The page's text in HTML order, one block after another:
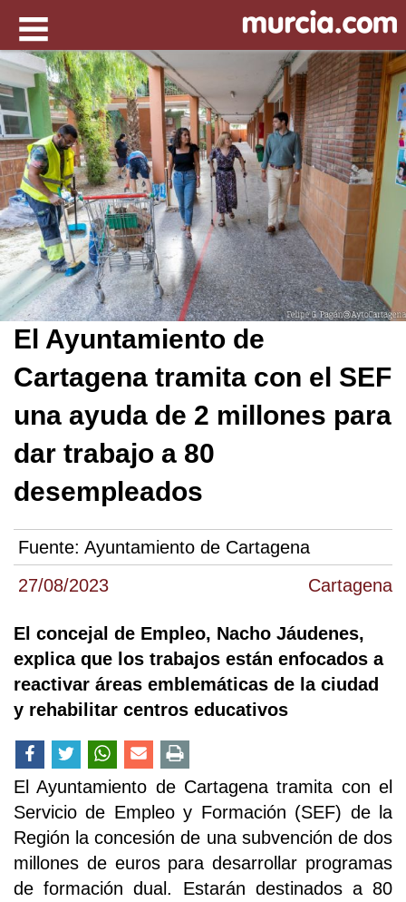
27/08/2023 Cartagena
El Ayuntamiento de
Cartagena tramita con el SEF
una ayuda de 2 millones para
dar trabajo a 80
desempleados
Fuente: Ayuntamiento de Cartagena
El concejal de Empleo, Nacho Jáudenes,
explica que los trabajos están enfocados a
reactivar áreas emblemáticas de la ciudad
y rehabilitar centros educativos
El Ayuntamiento de Cartagena tramita con el
Servicio de Empleo y Formación (SEF) de la
Región la concesión de una subvención de dos
millones de euros para desarrollar programas
de formación dual. Estarán destinados a 80